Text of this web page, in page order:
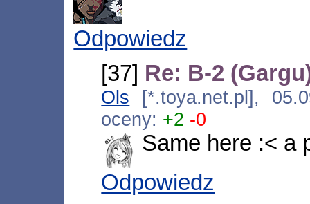
Odpowiedz
[37] Re: B-2
Ols [*.toya.net.pl],
oceny: +2 -0
Same here :< a
Odpowiedz